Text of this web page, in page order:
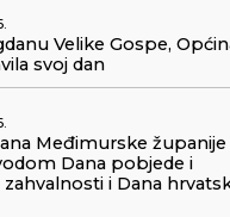
Velike Gospe,
svoj dan
Međimurske županije
Dana pobjede i
i Dana